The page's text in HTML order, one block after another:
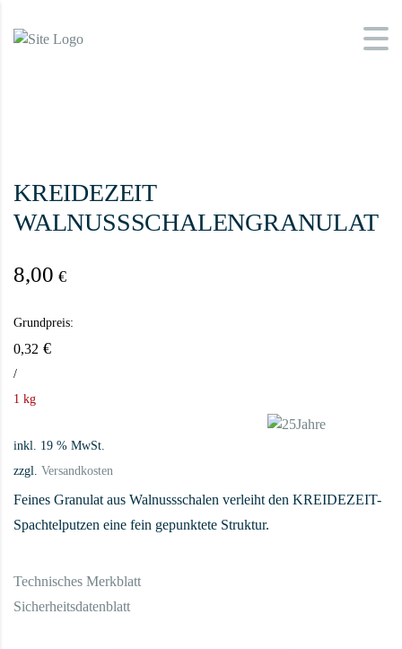
KREIDEZEIT
WALNUSSSCHALENGRANULAT
8,00 €
Grundpreis:
0,32 €
/
1 kg
inkl. 19 % MwSt.
zzgl. Versandkosten
Feines Granulat aus Walnussschalen verleiht den KREIDEZEIT-
Spachtelputzen eine fein gepunktete Struktur.
Technisches Merkblatt
Sicherheitsdatenblatt